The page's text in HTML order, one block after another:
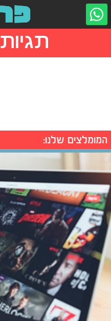
תגיות
המומלצים שלנו: